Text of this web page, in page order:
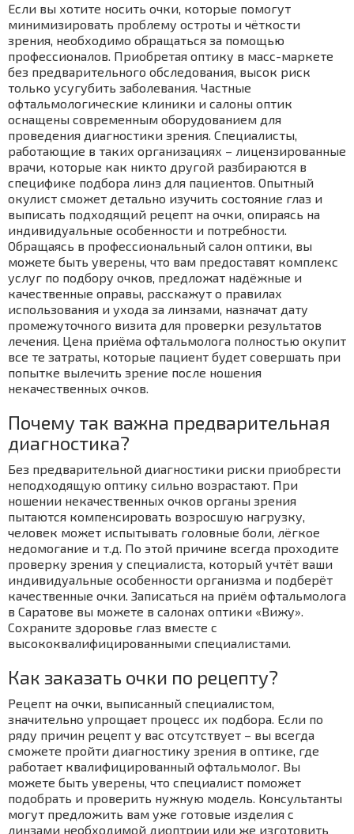
Если вы хотите носить очки, которые помогут
минимизировать проблему остроты и чёткости
зрения, необходимо обращаться за помощью
профессионалов. Приобретая оптику в масс-маркете
без предварительного обследования, высок риск
только усугубить заболевания. Частные
офтальмологические клиники и салоны оптик
оснащены современным оборудованием для
проведения диагностики зрения. Специалисты,
работающие в таких организациях – лицензированные
врачи, которые как никто другой разбираются в
специфике подбора линз для пациентов. Опытный
окулист сможет детально изучить состояние глаз и
выписать подходящий рецепт на очки, опираясь на
индивидуальные особенности и потребности.
Обращаясь в профессиональный салон оптики, вы
можете быть уверены, что вам предоставят комплекс
услуг по подбору очков, предложат надёжные и
качественные оправы, расскажут о правилах
использования и ухода за линзами, назначат дату
промежуточного визита для проверки результатов
лечения. Цена приёма офтальмолога полностью окупит
все те затраты, которые пациент будет совершать при
попытке вылечить зрение после ношения
некачественных очков.
Почему так важна предварительная
диагностика?
Без предварительной диагностики риски приобрести
неподходящую оптику сильно возрастают. При
ношении некачественных очков органы зрения
пытаются компенсировать возросшую нагрузку,
человек может испытывать головные боли, лёгкое
недомогание и т.д. По этой причине всегда проходите
проверку зрения у специалиста, который учтёт ваши
индивидуальные особенности организма и подберёт
качественные очки. Записаться на приём офтальмолога
в Саратове вы можете в салонах оптики «Вижу».
Сохраните здоровье глаз вместе с
высококвалифицированными специалистами.
Как заказать очки по рецепту?
Рецепт на очки, выписанный специалистом,
значительно упрощает процесс их подбора. Если по
ряду причин рецепт у вас отсутствует – вы всегда
сможете пройти диагностику зрения в оптике, где
работает квалифицированный офтальмолог. Вы
можете быть уверены, что специалист поможет
подобрать и проверить нужную модель. Консультанты
могут предложить вам уже готовые изделия с
линзами необходимой диоптрии или же изготовить